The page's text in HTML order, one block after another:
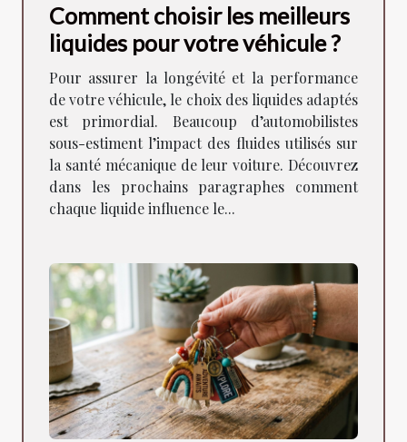
Comment choisir les meilleurs
liquides pour votre véhicule ?
Pour assurer la longévité et la performance
de votre véhicule, le choix des liquides adaptés
est primordial. Beaucoup d’automobilistes
sous-estiment l’impact des fluides utilisés sur
la santé mécanique de leur voiture. Découvrez
dans les prochains paragraphes comment
chaque liquide influence le...